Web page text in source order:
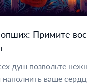
Примите
душ позвольте
наполнить ваше